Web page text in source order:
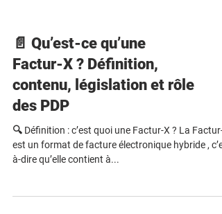
📄 Qu’est-ce qu’une
Factur-X ? Définition,
contenu, législation et rôle
des PDP
🔍 Définition : c’est quoi une Factur-X ? La Factur-X